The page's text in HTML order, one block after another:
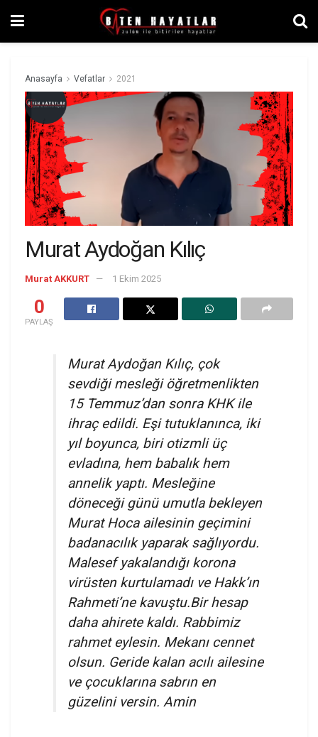
Anasayfa Vefatlar 2021
Murat Aydoğan Kılıç
Murat AKKURT 1 Ekim 2025
0
PAYLAŞ
Murat Aydoğan Kılıç, çok
sevdiği mesleği öğretmenlikten
15 Temmuz’dan sonra KHK ile
ihraç edildi. Eşi tutuklanınca, iki
yıl boyunca, biri otizmli üç
evladına, hem babalık hem
annelik yaptı. Mesleğine
döneceği günü umutla bekleyen
Murat Hoca ailesinin geçimini
badanacılık yaparak sağlıyordu.
Malesef yakalandığı korona
virüsten kurtulamadı ve Hakk’ın
Rahmeti’ne kavuştu.Bir hesap
daha ahirete kaldı. Rabbimiz
rahmet eylesin. Mekanı cennet
olsun. Geride kalan acılı ailesine
ve çocuklarına sabrın en
güzelini versin. Amin